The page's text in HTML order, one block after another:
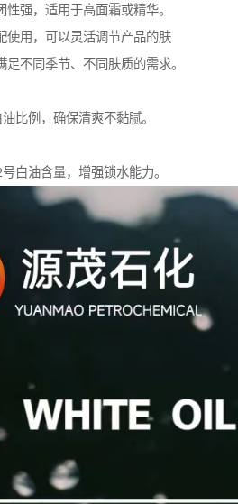
强，适用于高面霜或精华。
使用，可以灵活调节产品的肤
不同季节、不同肤质的需求。
比例，确保清爽不黏腻。
白油含量，增强锁水能力。